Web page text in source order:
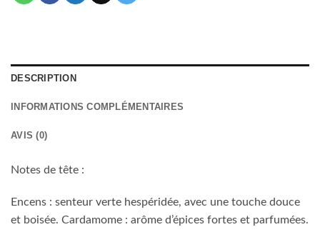
DESCRIPTION
INFORMATIONS COMPLÉMENTAIRES
AVIS (0)
Notes de tête :
Encens : senteur verte hespéridée, avec une touche douce
et boisée. Cardamome : arôme d’épices fortes et parfumées.